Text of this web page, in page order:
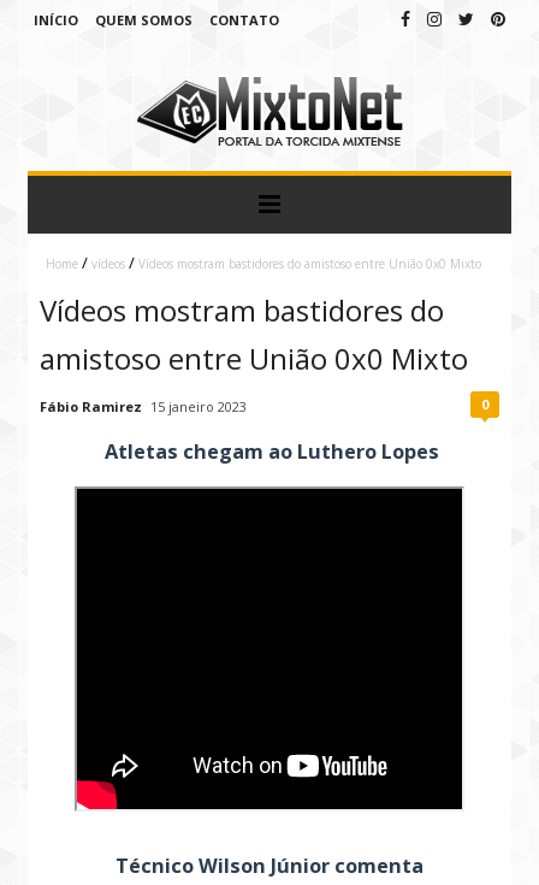
INÍCIO QUEM SOMOS CONTATO
Home / vídeos / Vídeos mostram bastidores do amistoso entre União 0x0 Mixto
Vídeos mostram bastidores do
amistoso entre União 0x0 Mixto
Fábio Ramirez 15 janeiro 2023 0
Atletas chegam ao Luthero Lopes
Técnico Wilson Júnior comenta